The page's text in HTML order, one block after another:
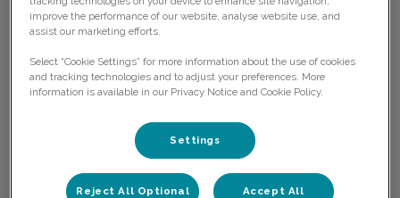
In deze brief kunt u lezen over versterking voor 2020 -
ontmoet onze nieuwste collega's en onze
nieuwjaarswens.
improve the performance of our website, analyse website use, and
assist our marketing efforts.
Select “Cookie Settings” for more information about the use of cookies
and tracking technologies and to adjust your preferences. More
information is available in our Privacy Notice and Cookie Policy.
Settings
Reject All Optional Accept All